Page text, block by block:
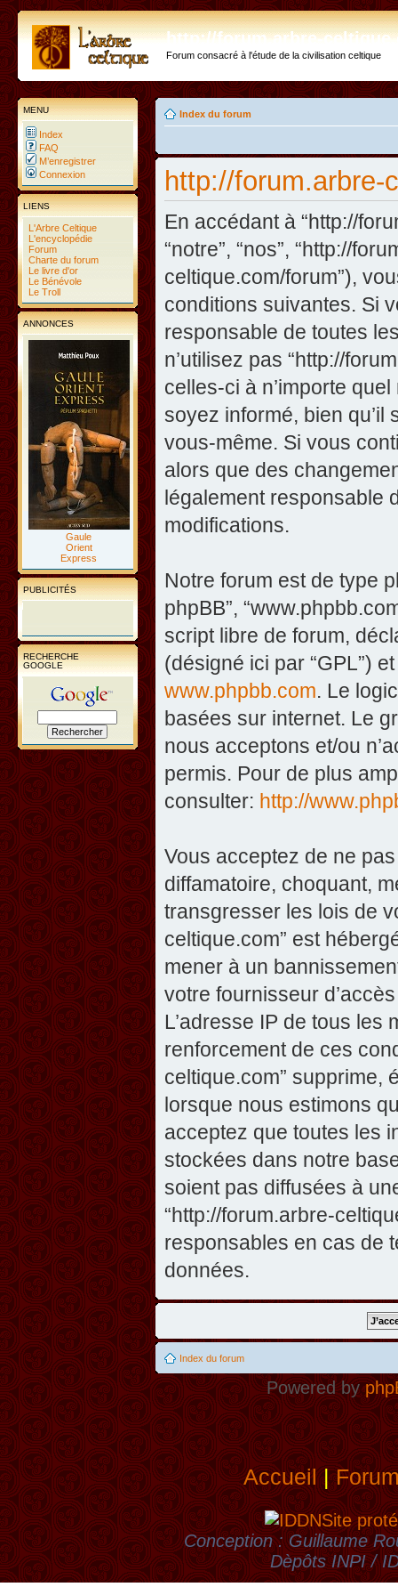
http://forum.arbre-
Forum consacré à l'étude de la civilisation celtique
MENU
Index
FAQ
M’enregistrer
Connexion
LIENS
L'Arbre Celtique
L'encyclopédie
Forum
Charte du forum
Le livre d'or
Le Bénévole
Le Troll
ANNONCES
Gaule
Orient
Express
PUBLICITÉS
RECHERCHE
GOOGLE
Index du forum
http://forum.arbre-
En accédant à “http://
“notre”, “nos”, “http://
celtique.com/forum”),
conditions suivantes. Si
responsable de toutes
n’utilisez pas “http://
celles-ci à n’importe
soyez informé, bien
vous-même. Si vous
alors que des
légalement responsable
modifications.
Notre forum est de type
phpBB”,
script libre de forum,
(désigné ici par “GPL”)
www.phpbb.com. Le
basées sur internet. Le
nous acceptons et/ou
permis. Pour de plus
consulter: http://
Vous acceptez de ne
diffamatoire, choquant,
transgresser les lois de
celtique.com” est
mener à un
votre fournisseur
L’adresse IP de tous
renforcement de ces
celtique.com” supprime,
lorsque nous estimons
acceptez que toutes les
stockées dans notre
soient pas diffusées à
“http://forum.arbre-
responsables en cas de
données.
Index du forum
Powered by
Accueil|
Site
Conception : Guillaume
Dèpôts INPI /